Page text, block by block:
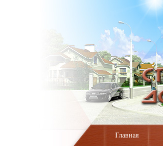
Главная